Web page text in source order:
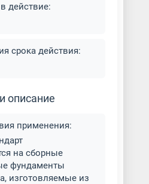
действие:
срока действия:
описание
применения:
на сборные
фундаменты
изготовляемые из